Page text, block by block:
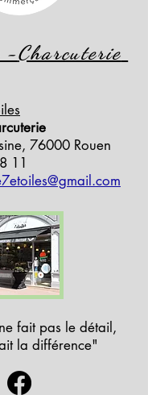
-Charcuterie
76000 Rouen
11
fait pas le détail,
la différence"